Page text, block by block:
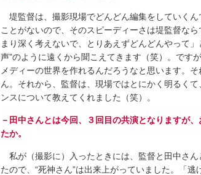
堤監督は、撮影現場でどんどん編集をしていく
ことがないので、そのスピーディーさは堤監督な
まり深く考えないで、とりあえずどんどんやって
声”のように遠くから聞こえてきます（笑）。です
メディーの世界を作れるんだろうなと思います。
ん。それから、監督は、現場ではとにかく明るく
ンスについて教えてくれました（笑）。
－田中さんとは今回、３回目の共演となりますが
たか。
私が（撮影に）入ったときには、監督と田中さ
たので、“死神さん”は出来上がっていました。「